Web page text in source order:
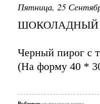
Пятница, 25
ШОКОЛАДНЫЙ
Черный пирог с
(На форму 40 *